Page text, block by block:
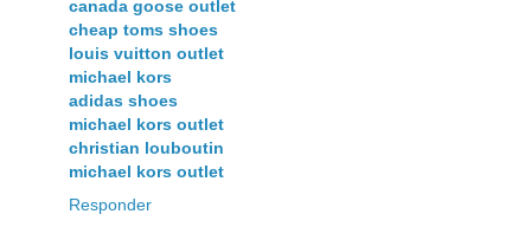
canada goose outlet
cheap toms shoes
louis vuitton outlet
michael kors
adidas shoes
michael kors outlet
christian louboutin
michael kors outlet
Responder